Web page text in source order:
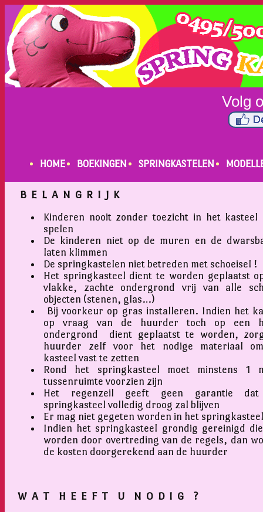
HOME BOEKINGEN SPRINGKASTELEN
B E L A N G R I J K
Kinderen nooit zonder toezicht in het kasteel
spelen
De kinderen niet op de muren en de
laten klimmen
De springkastelen niet betreden met schoeisel !
Het springkasteel dient te worden geplaatst
vlakke, zachte ondergrond vrij van alle
objecten (stenen, glas…)
Bij voorkeur op gras installeren. Indien het
op vraag van de huurder toch op een
ondergrond dient geplaatst te worden,
huurder zelf voor het nodige materiaal
kasteel vast te zetten
Rond het springkasteel moet minstens 1
tussenruimte voorzien zijn
Het regenzeil geeft geen garantie
springkasteel volledig droog zal blijven
Er mag niet gegeten worden in het
Indien het springkasteel grondig gereinigd
worden door overtreding van de regels, dan
de kosten doorgerekend aan de huurder
W A T H E E F T U N O D I G ?